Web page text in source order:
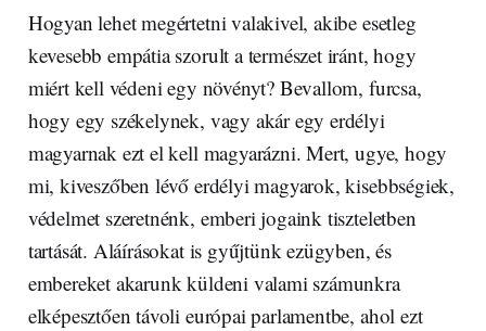
Hogyan lehet megértetni valakivel, akibe esetleg
kevesebb empátia szorult a természet iránt, hogy
miért kell védeni egy növényt? Bevallom, furcsa,
hogy egy székelynek, vagy akár egy erdélyi
magyarnak ezt el kell magyarázni. Mert, ugye, hogy
mi, kiveszőben lévő erdélyi magyarok, kisebbségiek,
védelmet szeretnénk, emberi jogaink tiszteletben
tartását. Aláírásokat is gyűjtünk ezügyben, és
embereket akarunk küldeni valami számunkra
elképesztően távoli európai parlamentbe, ahol ezt